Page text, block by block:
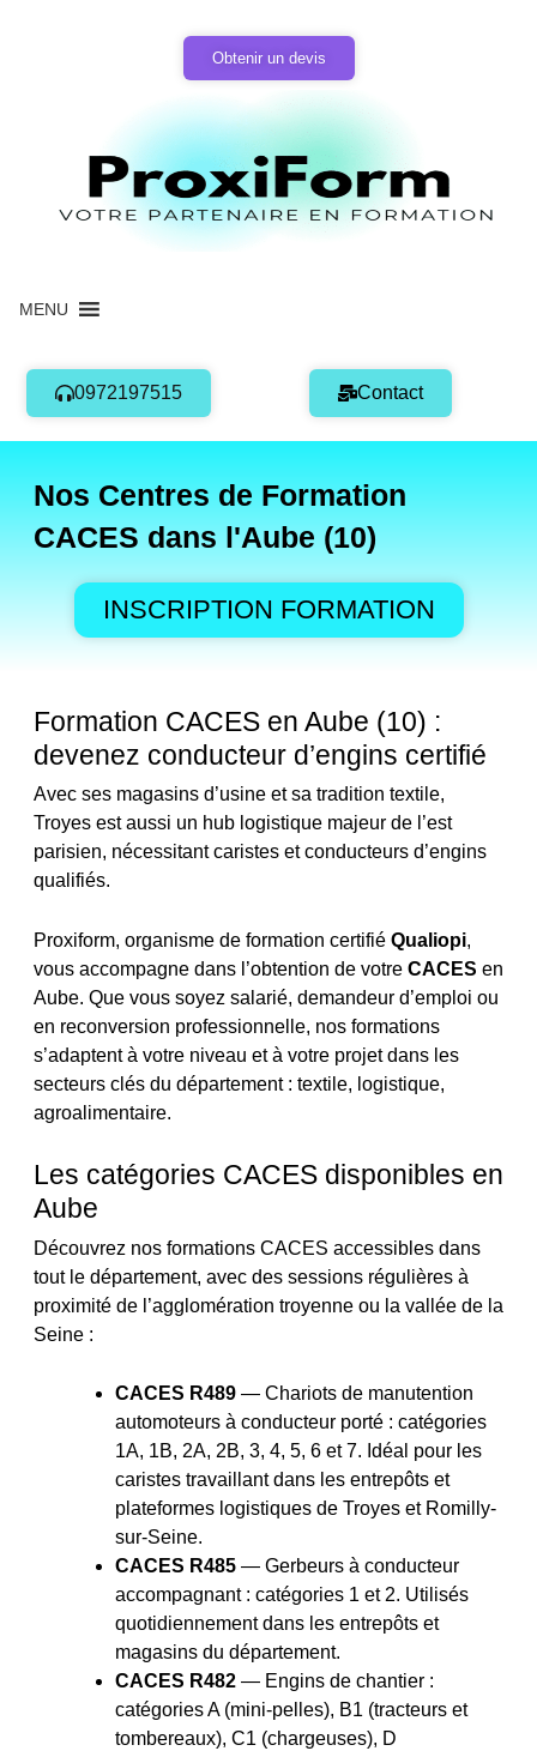
Obtenir un devis
MENU
0972197515 Contact
Nos Centres de Formation
CACES dans l'Aube (10)
INSCRIPTION FORMATION
Formation CACES en Aube (10) :
devenez conducteur d’engins certifié
Avec ses magasins d’usine et sa tradition textile,
Troyes est aussi un hub logistique majeur de l’est
parisien, nécessitant caristes et conducteurs d’engins
qualifiés.
Proxiform, organisme de formation certifié Qualiopi,
vous accompagne dans l’obtention de votre CACES en
Aube. Que vous soyez salarié, demandeur d’emploi ou
en reconversion professionnelle, nos formations
s’adaptent à votre niveau et à votre projet dans les
secteurs clés du département : textile, logistique,
agroalimentaire.
Les catégories CACES disponibles en
Aube
Découvrez nos formations CACES accessibles dans
tout le département, avec des sessions régulières à
proximité de l’agglomération troyenne ou la vallée de la
Seine :
CACES R489 — Chariots de manutention
automoteurs à conducteur porté : catégories
1A, 1B, 2A, 2B, 3, 4, 5, 6 et 7. Idéal pour les
caristes travaillant dans les entrepôts et
plateformes logistiques de Troyes et Romilly-
sur-Seine.
CACES R485 — Gerbeurs à conducteur
accompagnant : catégories 1 et 2. Utilisés
quotidiennement dans les entrepôts et
magasins du département.
CACES R482 — Engins de chantier :
catégories A (mini-pelles), B1 (tracteurs et
tombereaux), C1 (chargeuses), D